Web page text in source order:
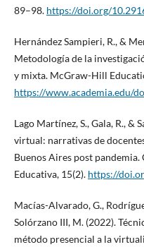
89–98. https://doi.org/
Hernández Sampieri, R., &
Metodología de la
y mixta. McGraw-Hill
https://www.academia.edu/
Lago Martínez, S., Gala, R., &
virtual: narrativas de
Buenos Aires post
Educativa, 15(2). https://
Macías-Alvarado, G.,
Solórzano III, M. (2022).
método presencial a la